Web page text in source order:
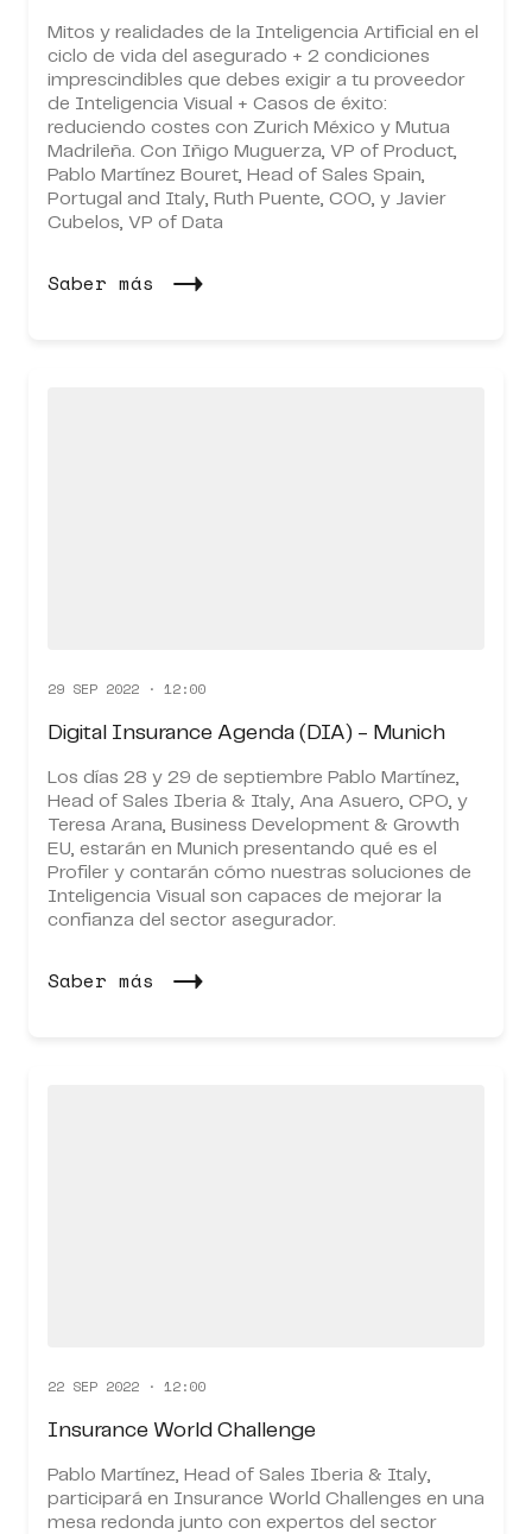
Mitos y realidades de la Inteligencia Artificial en el
ciclo de vida del asegurado + 2 condiciones
imprescindibles que debes exigir a tu proveedor
de Inteligencia Visual + Casos de éxito:
reduciendo costes con Zurich México y Mutua
Madrileña. Con Iñigo Muguerza, VP of Product,
Pablo Martínez Bouret, Head of Sales Spain,
Portugal and Italy, Ruth Puente , COO, y
Javier
Cubelos , VP of Data
Saber más
29 SEP 2022 · 12:00
Digital Insurance Agenda (DIA) - Munich
Los días 28 y 29 de septiembre Pablo Martínez,
Head of Sales Iberia & Italy, Ana Asuero, CPO, y
Teresa Arana, Business Development & Growth
EU, estarán en Munich presentando qué es el
Profiler y contarán cómo nuestras soluciones de
Inteligencia Visual son capaces de mejorar la
confianza del sector asegurador.
Saber más
22 SEP 2022 · 12:00
Insurance World Challenge
Pablo Martínez, Head of Sales Iberia & Italy,
participará en Insurance World Challenges en una
mesa redonda junto con expertos del sector